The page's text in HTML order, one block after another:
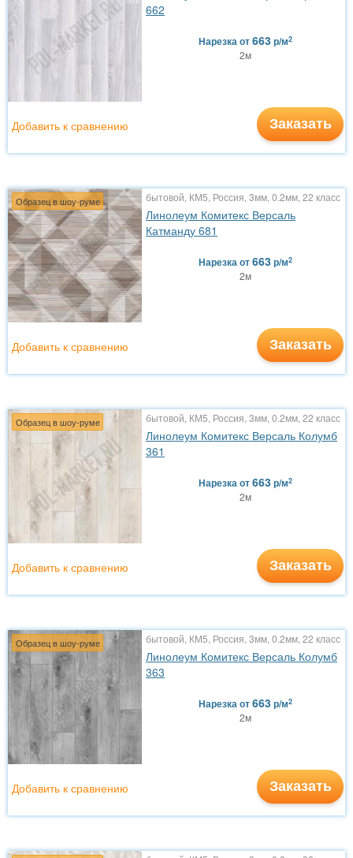
662
Нарезкаот663р/м2
2м
Заказать
Добавить к сравнению
Образец в шоу-руме бытовой, КМ5, Россия, 3мм, 0.2мм, 22 класс
Линолеум Комитекс Версаль
Катманду 681
Нарезкаот663р/м2
2м
Заказать
Добавить к сравнению
Образец в шоу-руме бытовой, КМ5, Россия, 3мм, 0.2мм, 22 класс
Линолеум Комитекс Версаль Колумб
361
Нарезкаот663р/м2
2м
Заказать
Добавить к сравнению
Образец в шоу-руме бытовой, КМ5, Россия, 3мм, 0.2мм, 22 класс
Линолеум Комитекс Версаль Колумб
363
Нарезкаот663р/м2
2м
Заказать
Добавить к сравнению